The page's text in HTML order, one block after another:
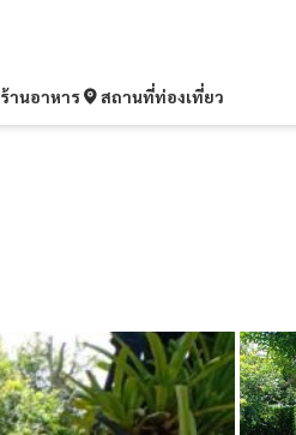
ร้านอาหาร สถานที่ท่องเที่ยว